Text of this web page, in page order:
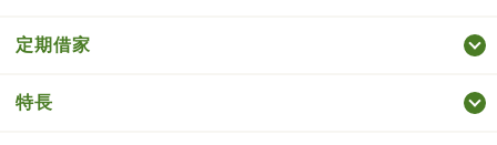
定期借家
特長